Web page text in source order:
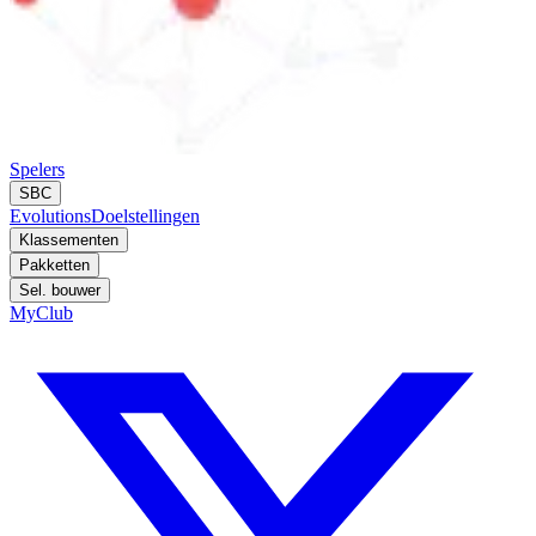
Spelers
SBC
EvolutionsDoelstellingen
Klassementen
Pakketten
Sel. bouwer
MyClub